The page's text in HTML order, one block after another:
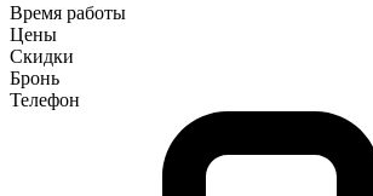
Время работы
Цены
Скидки
Бронь
Телефон